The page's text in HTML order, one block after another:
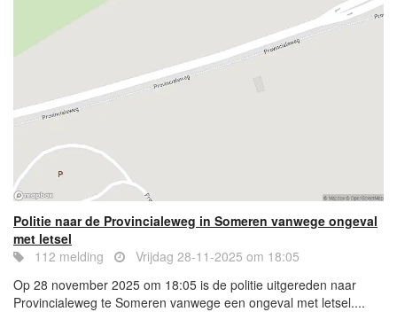
Politie naar de Provincialeweg in Someren vanwege ongeval
met letsel
112 melding
Vrijdag 28-11-2025 om 18:05
Op 28 november 2025 om 18:05 is de politie uitgereden naar
Provincialeweg te Someren vanwege een ongeval met letsel....